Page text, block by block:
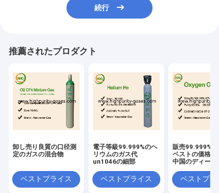
続行
推薦されたプロダクト
卸し売り良質の口径測
定のガスの混合物
ベストプライス
電子等級99.999%のヘ
リウムのガス代
un1046の細部
ベストプライス
販売99.999%
ベストの価格の
中国のディーラ
ベストプラ